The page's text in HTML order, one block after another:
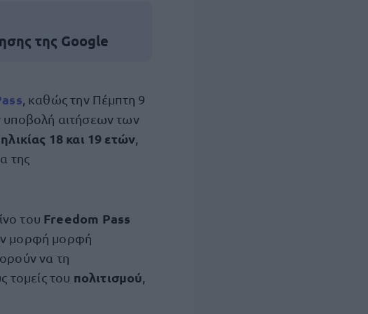
της Google
, καθώς την Πέμπτη 9
υποβολή αιτήσεων των
18 και 19 ετών
της
του Freedom Pass
μορφή μορφή
να τη
τομείς του πολιτισμού